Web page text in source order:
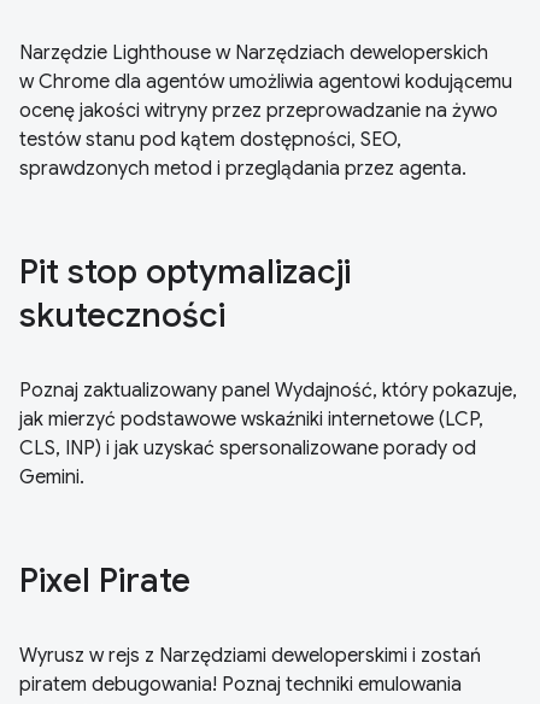
Narzędzie Lighthouse w Narzędziach deweloperskich
w Chrome dla agentów umożliwia agentowi kodującemu
ocenę jakości witryny przez przeprowadzanie na żywo
testów stanu pod kątem dostępności, SEO,
sprawdzonych metod i przeglądania przez agenta.
Pit stop optymalizacji
skuteczności
Poznaj zaktualizowany panel Wydajność, który pokazuje,
jak mierzyć podstawowe wskaźniki internetowe (LCP,
CLS, INP) i jak uzyskać spersonalizowane porady od
Gemini.
Pixel Pirate
Wyrusz w rejs z Narzędziami deweloperskimi i zostań
piratem debugowania! Poznaj techniki emulowania